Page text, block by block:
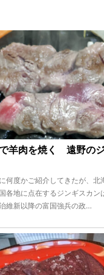
羊肉を焼く 遠野の
何度かご紹介してきたが、北
各地に点在するジンギスカン
維新以降の富国強兵の政…